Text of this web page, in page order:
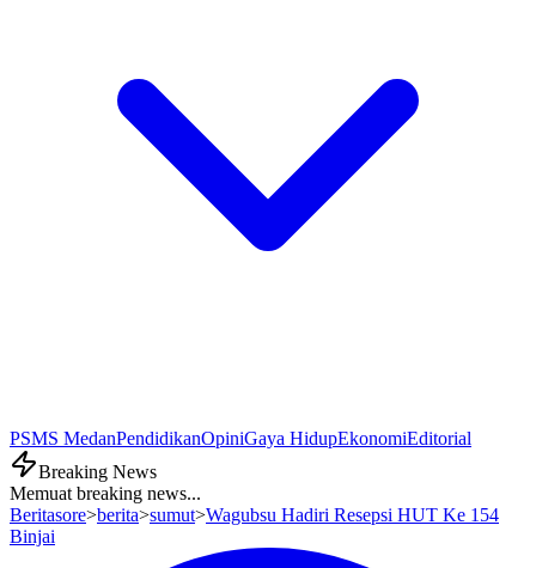
PSMS MedanPendidikanOpiniGaya HidupEkonomiEditorial
Breaking News
Memuat breaking news...
Beritasore>berita>sumut>Wagubsu Hadiri Resepsi HUT Ke 154
Binjai